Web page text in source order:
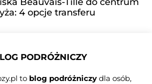
4 opcje transferu
PODRÓŻNICZY
to blog podróżniczy dla osób,